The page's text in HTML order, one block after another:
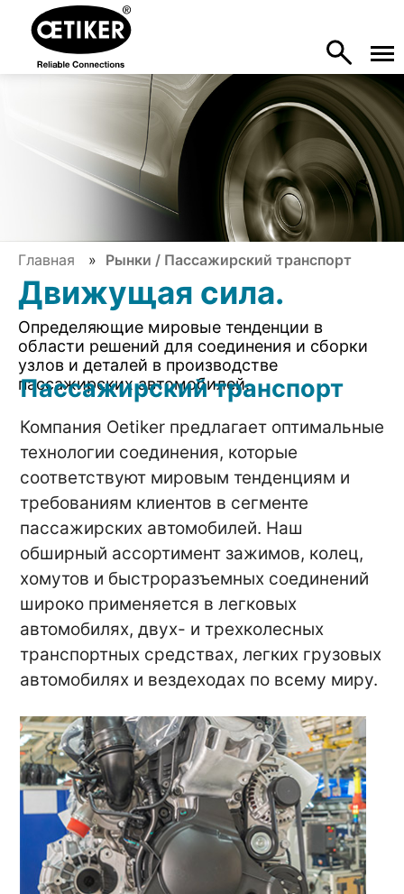
Движущая сила.
Определяющие мировые тенденции в
области решений для соединения и сборки
узлов и деталей в производстве
пассажирских автомобилей.
Главная Рынки / Пассажирский транспорт
Пассажирский транспорт
Компания Oetiker предлагает оптимальные
технологии соединения, которые
соответствуют мировым тенденциям и
требованиям клиентов в сегменте
пассажирских автомобилей. Наш
обширный ассортимент зажимов, колец,
хомутов и быстроразъемных соединений
широко применяется в легковых
автомобилях, двух- и трехколесных
транспортных средствах, легких грузовых
автомобилях и вездеходах по всему миру.